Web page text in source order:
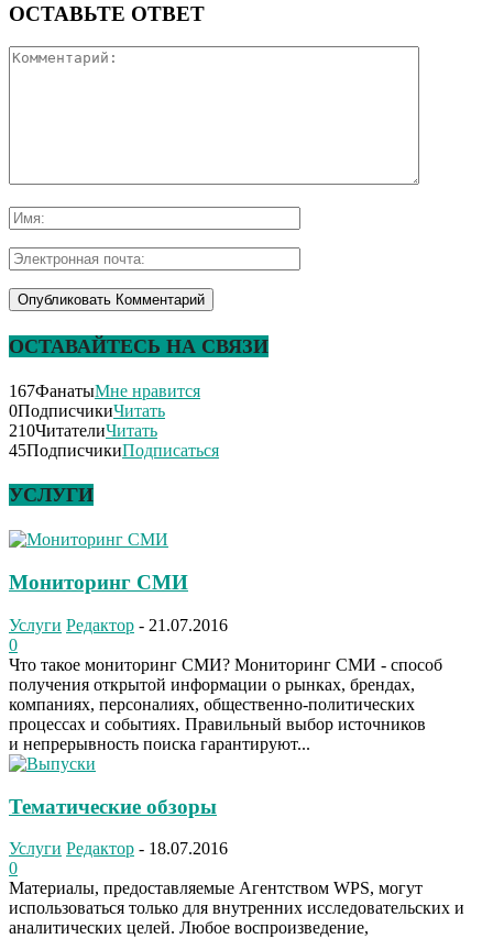
ОСТАВЬТЕ ОТВЕТ
ОСТАВАЙТЕСЬ НА СВЯЗИ
167ФанатыМне нравится
0ПодписчикиЧитать
210ЧитателиЧитать
45ПодписчикиПодписаться
УСЛУГИ
Мониторинг СМИ
Услуги Редактор - 21.07.2016
0
Что такое мониторинг СМИ? Мониторинг СМИ - способ
получения открытой информации о рынках, брендах,
компаниях, персоналиях, общественно-политических
процессах и событиях. Правильный выбор источников
и непрерывность поиска гарантируют...
Тематические обзоры
Услуги Редактор - 18.07.2016
0
Материалы, предоставляемые Агентством WPS, могут
использоваться только для внутренних исследовательских и
аналитических целей. Любое воспроизведение,